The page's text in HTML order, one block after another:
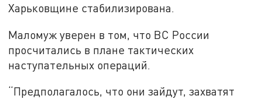
Харьковщине стабилизирована.
Маломуж уверен в том, что ВС России
просчитались в плане тактических
наступательных операций.
“Предполагалось, что они зайдут, захватят